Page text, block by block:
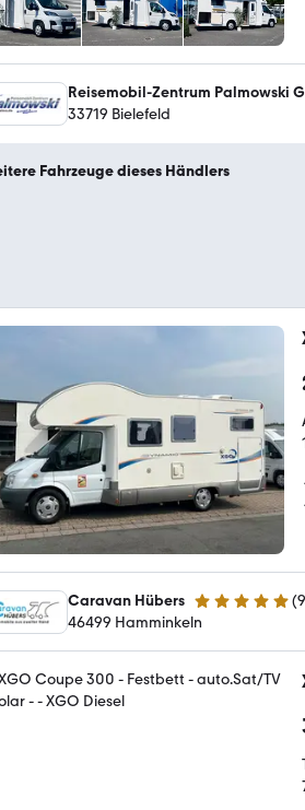
Reisemobil-Zentrum Palmowski
33719 Bielefeld
Fahrzeuge dieses Händlers
Caravan Hübers 4.8 Sterne (
46499 Hamminkeln